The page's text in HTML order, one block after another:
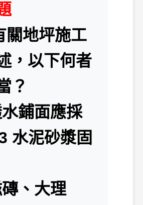
關地坪施工
，以下何者
？
鋪面應採
水泥砂漿固
、大理